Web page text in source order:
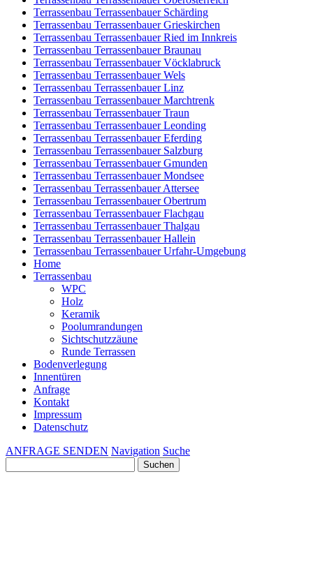
Terrassenbau Terrassenbauer Schärding
Terrassenbau Terrassenbauer Grieskirchen
Terrassenbau Terrassenbauer Ried im Innkreis
Terrassenbau Terrassenbauer Braunau
Terrassenbau Terrassenbauer Vöcklabruck
Terrassenbau Terrassenbauer Wels
Terrassenbau Terrassenbauer Linz
Terrassenbau Terrassenbauer Marchtrenk
Terrassenbau Terrassenbauer Traun
Terrassenbau Terrassenbauer Leonding
Terrassenbau Terrassenbauer Eferding
Terrassenbau Terrassenbauer Salzburg
Terrassenbau Terrassenbauer Gmunden
Terrassenbau Terrassenbauer Mondsee
Terrassenbau Terrassenbauer Attersee
Terrassenbau Terrassenbauer Obertrum
Terrassenbau Terrassenbauer Flachgau
Terrassenbau Terrassenbauer Thalgau
Terrassenbau Terrassenbauer Hallein
Terrassenbau Terrassenbauer Urfahr-Umgebung
Home
Terrassenbau
WPC
Holz
Keramik
Poolumrandungen
Sichtschutzzäune
Runde Terrassen
Bodenverlegung
Innentüren
Anfrage
Kontakt
Impressum
Datenschutz
ANFRAGE SENDEN Navigation Suche
nach: